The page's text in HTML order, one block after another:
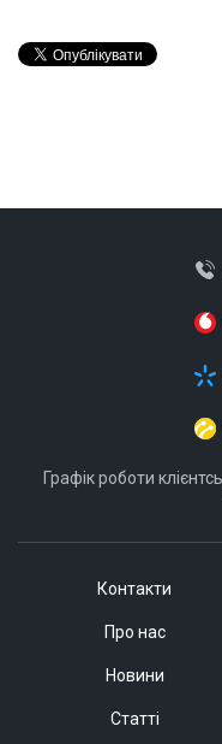
Контакти
Про нас
Новини
Статті
Графік роботи